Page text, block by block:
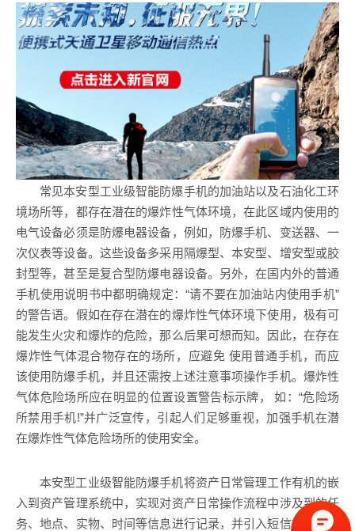
常见本安型工业级智能防爆手机的加油站以及石油化工环
境场所等，都存在潜在的爆炸性气体环境，在此区域内使用的
电气设备必须是防爆电器设备，例如，防爆手机、变送器、一
次仪表等设备。这些设备多采用隔爆型、本安型、增安型或胶
封型等，甚至是复合型防爆电器设备。另外，在国内外的普通
手机使用说明书中都明确规定：“请不要在加油站内使用手机”
的警告语。假如在存在潜在的爆炸性气体环境下使用，极有可
能发生火灾和爆炸的危险，那么后果可想而知。因此，在存在
爆炸性气体混合物存在的场所，应避免 使用普通手机，而应
该使用防爆手机，并且还需按上述注意事项操作手机。爆炸性
气体危险场所应在明显的位置设置警告标示牌， 如：“危险场
所禁用手机!”并广泛宣传，引起人们足够重视，加强手机在潜
在爆炸性气体危险场所的使用安全。
本安型工业级智能防爆手机将资产日常管理工作有机的嵌
入到资产管理系统中，实现对资产日常操作流程中涉及到的任
务、地点、实物、时间等信息进行记录，并引入短信提示告警